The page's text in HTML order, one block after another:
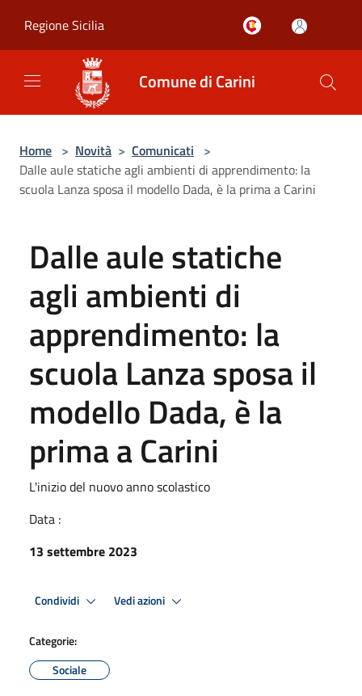
Regione Sicilia
Comune di Carini
Home > Novità > Comunicati >
Dalle aule statiche agli ambienti di apprendimento: la
scuola Lanza sposa il modello Dada, è la prima a Carini
Dalle aule statiche
agli ambienti di
apprendimento: la
scuola Lanza sposa il
modello Dada, è la
prima a Carini
L'inizio del nuovo anno scolastico
Data :
13 settembre 2023
Condividi Vedi azioni
Categorie:
Sociale